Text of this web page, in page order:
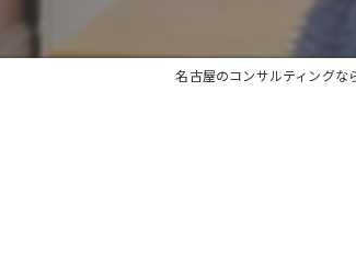
名古屋のコンサルティングな